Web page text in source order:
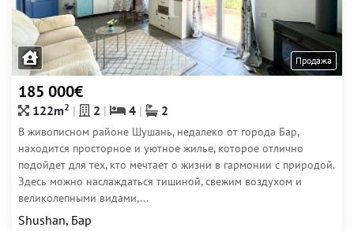
Продажа
185 000€
122m2 2 4 2
В живописном районе Шушань, недалеко от города Бар,
находится просторное и уютное жилье, которое отлично
подойдет для тех, кто мечтает о жизни в гармонии с природой.
Здесь можно наслаждаться тишиной, свежим воздухом и
великолепными видами,...
Shushan, Бар